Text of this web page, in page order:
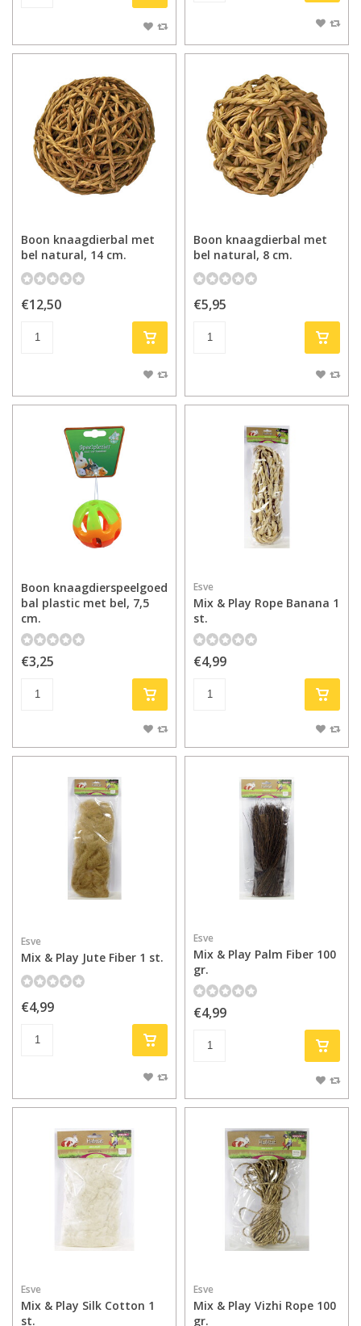
Boon knaagdierbal met
bel natural, 14 cm.
€12,50
Boon knaagdierbal met
bel natural, 8 cm.
€5,95
Boon knaagdierspeelgoed
bal plastic met bel, 7,5
cm.
€3,25
Esve
Mix & Play Rope Banana 1
st.
€4,99
Esve
Mix & Play Jute Fiber 1 st.
€4,99
Esve
Mix & Play Palm Fiber 100
gr.
€4,99
Esve
Mix & Play Silk Cotton 1
st.
Esve
Mix & Play Vizhi Rope 100
gr.